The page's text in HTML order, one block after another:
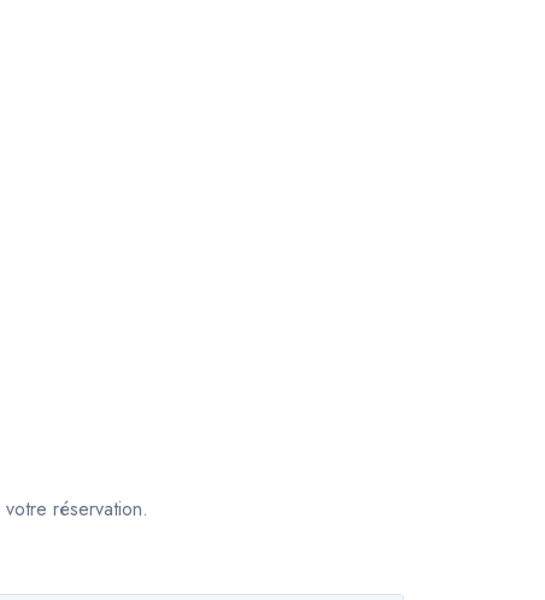
réservation.